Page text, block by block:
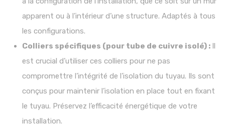
apparent ou à l’intérieur d’une structure. Adaptés à tous
les configurations.
Colliers spécifiques (pour tube de cuivre isolé) : Il
est crucial d’utiliser ces colliers pour ne pas
compromettre l’intégrité de l’isolation du tuyau. Ils sont
conçus pour maintenir l’isolation en place tout en fixant
le tuyau. Préservez l’efficacité énergétique de votre
installation.